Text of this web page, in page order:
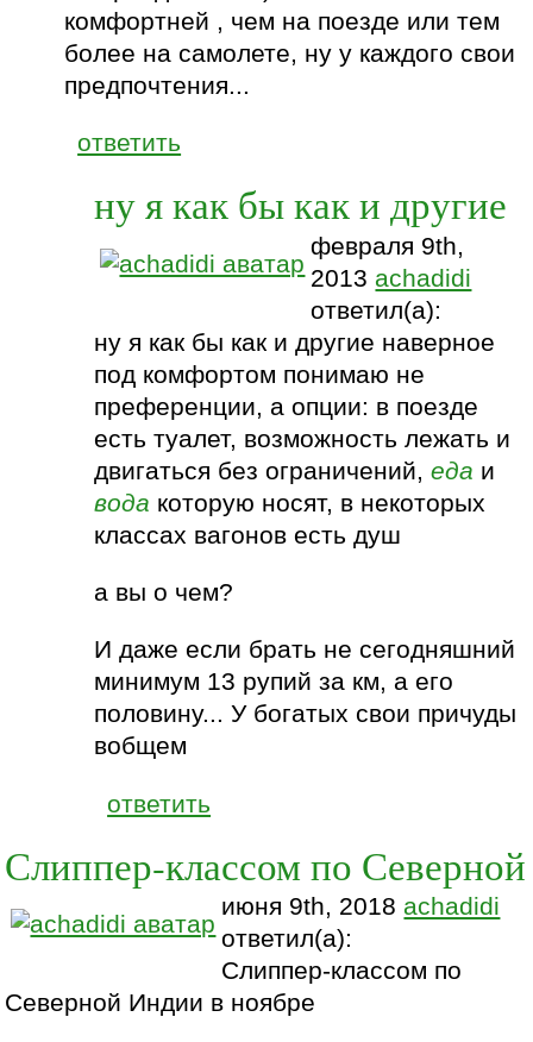
комфортней , чем на поезде или тем
более на самолете, ну у каждого свои
предпочтения...
ответить
ну я как бы как и другие
февраля 9th,
2013 achadidi
ответил(а):
ну я как бы как и другие наверное
под комфортом понимаю не
преференции, а опции: в поезде
есть туалет, возможность лежать и
двигаться без ограничений,еда и
вода которую носят, в некоторых
классах вагонов есть душ
а вы о чем?
И даже если брать не сегодняшний
минимум 13 рупий за км, а его
половину... У богатых свои причуды
вобщем
ответить
Слиппер-классом по Северной
июня 9th, 2018 achadidi
ответил(а):
Слиппер-классом по
Северной Индии в ноябре